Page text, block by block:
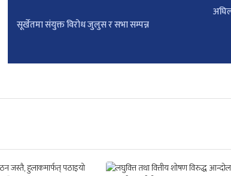
सूर्खेतमा संयुक्त विरोध जुलुस र सभा सम्पन्न